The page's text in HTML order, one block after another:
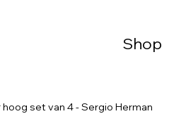
Shop
set van 4 - Sergio Herman